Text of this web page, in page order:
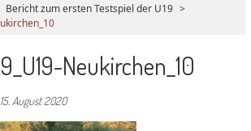
Bericht zum ersten Testspiel der U19 >
Neukirchen_10
15. August 2020